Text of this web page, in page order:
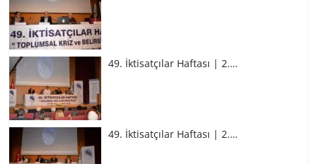
49. İktisatçılar Haftası | 2.…
49. İktisatçılar Haftası | 2.…